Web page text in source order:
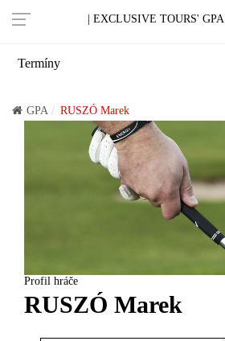
| EXCLUSIVE TOURS' GPA |
Termíny
GPA RUSZÓ Marek
Profil hráče
RUSZÓ Marek